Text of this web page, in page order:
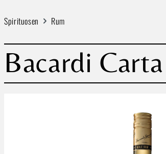
Spirituosen Rum
Bacardi